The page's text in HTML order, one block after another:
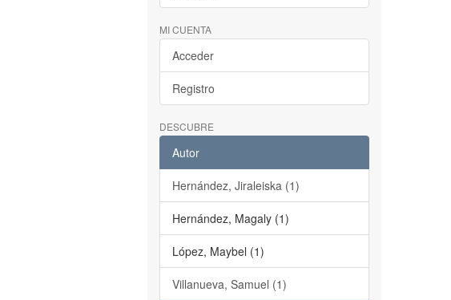
MI CUENTA
Acceder
Registro
DESCUBRE
Autor
Hernández, Jiraleiska (1)
Hernández, Magaly (1)
López, Maybel (1)
Villanueva, Samuel (1)